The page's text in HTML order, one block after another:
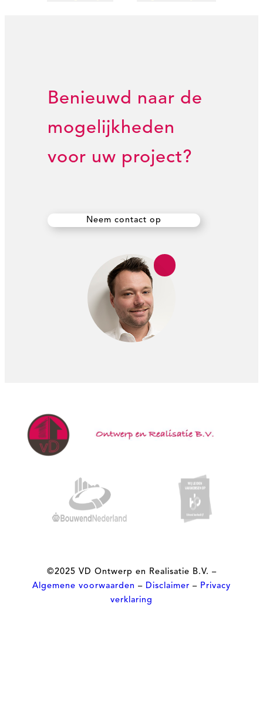
Benieuwd naar de
mogelijkheden
voor uw project?
Neem contact op
©2025 VD Ontwerp en Realisatie B.V. –
Algemene voorwaarden – Disclaimer – Privacy
verklaring